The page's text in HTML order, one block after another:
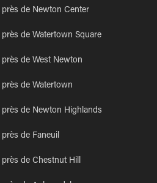
de Newton Center
de Watertown Square
de West Newton
de Watertown
de Newton Highlands
de Faneuil
de Chestnut Hill